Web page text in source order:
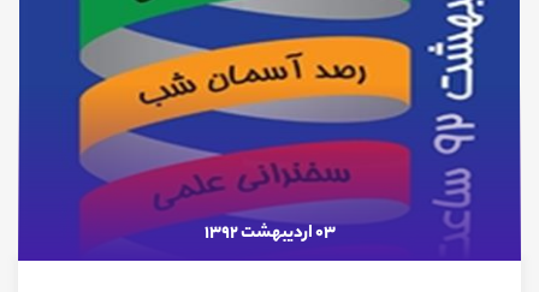
03 اردیبهشت 1392